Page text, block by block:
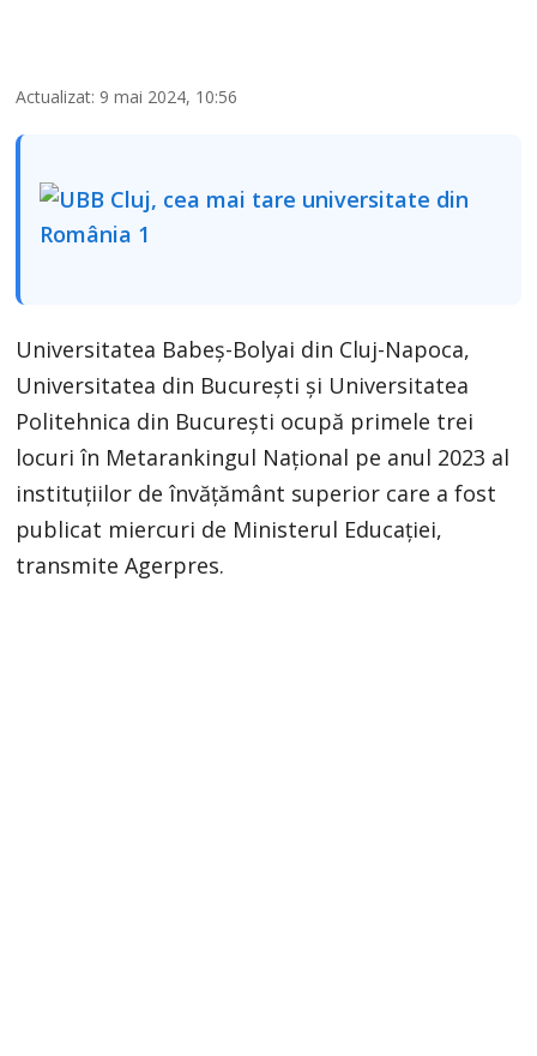
Actualizat: 9 mai 2024, 10:56
Universitatea Babeş-Bolyai din Cluj-Napoca,
Universitatea din Bucureşti şi Universitatea
Politehnica din Bucureşti ocupă primele trei
locuri în Metarankingul Naţional pe anul 2023 al
instituţiilor de învăţământ superior care a fost
publicat miercuri de Ministerul Educaţiei,
transmite Agerpres.